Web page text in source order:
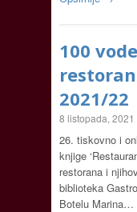
100
2021/22
8 listopada, 2021
26. tiskovno i
knjige
restorana i
biblioteka
Botelu Marina…